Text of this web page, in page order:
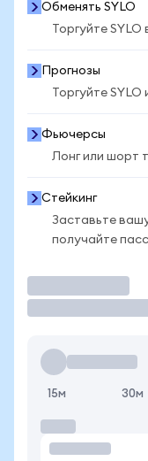
Обменять SYLO
Торгуйте
Прогнозы
Торгуйте
Фьючерсы
Лонг или шорт
Стейкинг
Заставьте
получайте
15м 30м